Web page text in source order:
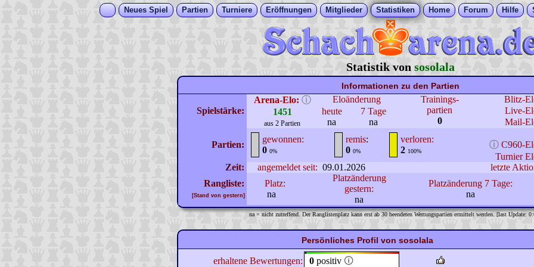
Neues Spiel Partien Turniere Eröffnungen Mitglieder Statistiken Home Forum Hilfe
Statistik von sosolala
Informationen zu den Partien
Spielstärke:
Arena-Elo: ⓘ
1451
aus 2 Partien
Eloänderung
Trainings-
partien
0
Blitz-
heute
na
7 Tage
na
Live-
Mail-
Partien:
gewonnen:
0 0%
remis:
0 0%
verloren:
2 100%
ⓘ C960-
Turnier
Zeit:
angemeldet seit: 09.01.2026
letzte
Rangliste:
[Stand von gestern]
Platz:
na
Platzänderung
gestern:
na
Platzänderung 7 Tage:
na
na = nicht zutreffend. Der Ranglistenplatz kann erst ab 30 beendeten Wertungspartien ermittelt werden. [last Update:
Persönliches Profil von sosolala
erhaltene Bewertungen: 0 positiv 🛈